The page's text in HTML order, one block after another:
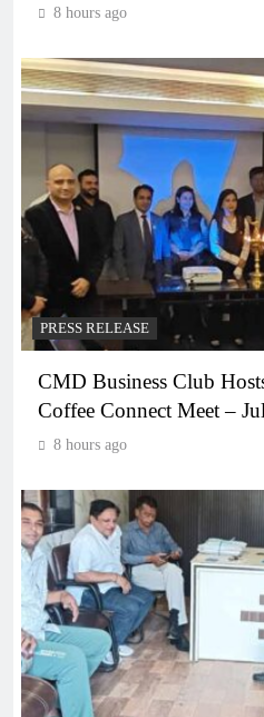
8 hours ago
PRESS RELEASE
CMD Business Club
Coffee Connect Meet –
8 hours ago